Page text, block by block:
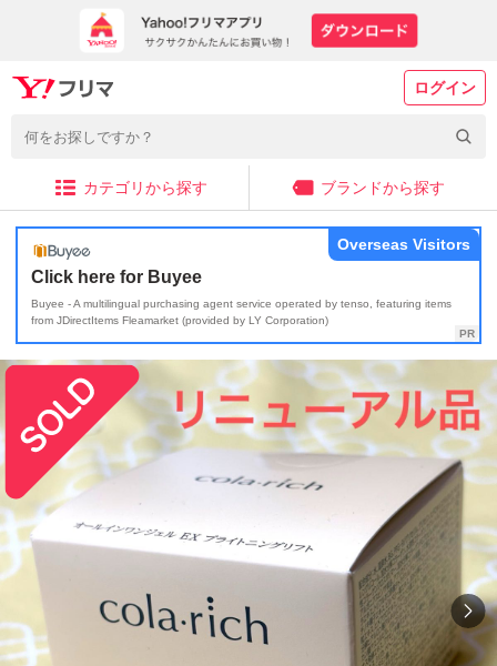
ログイン
カテゴリから探す ブランドから探す
Click here for Buyee
Buyee - A multilingual purchasing agent service operated by tenso, featuring items
from JDirectItems Fleamarket (provided by LY Corporation)
Overseas Visitors